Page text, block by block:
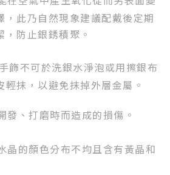
，此乃自然現象建議配戴後定期
防止銀銹積聚。
飾不可於洗銀水淨泡或用擦銀布
抹，以避免抹掉外層金屬。
發、打磨時而造成的損傷。
晶的顏色分布不均且含有黃晶和